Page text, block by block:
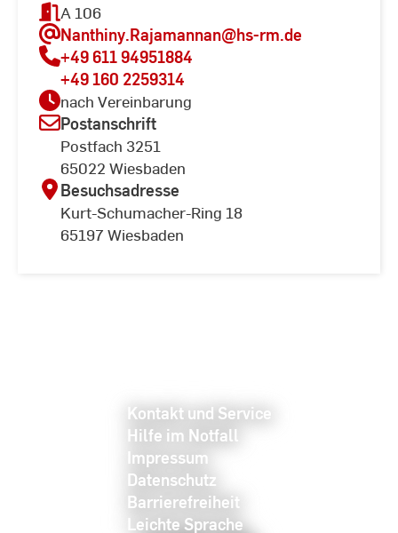
A 106
Nanthiny.Rajamannan@hs-rm.de
+49 611 94951884
+49 160 2259314
nach Vereinbarung
Postanschrift
Postfach 3251
65022 Wiesbaden
Besuchsadresse
Kurt-Schumacher-Ring 18
65197 Wiesbaden
Kontakt und Service
Hilfe im Notfall
Impressum
Datenschutz
Barrierefreiheit
Leichte Sprache